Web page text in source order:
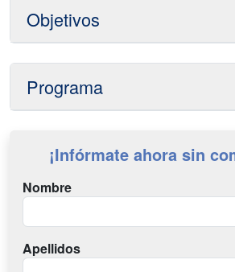
Objetivos
Programa
¡Infórmate ahora sin
Nombre
Apellidos